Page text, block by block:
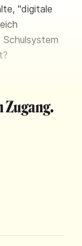
"digitale
Zugang.